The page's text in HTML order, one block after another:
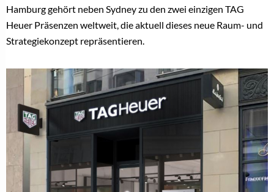
Hamburg gehört neben Sydney zu den zwei einzigen TAG
Heuer Präsenzen weltweit, die aktuell dieses neue Raum- und
Strategiekonzept repräsentieren.